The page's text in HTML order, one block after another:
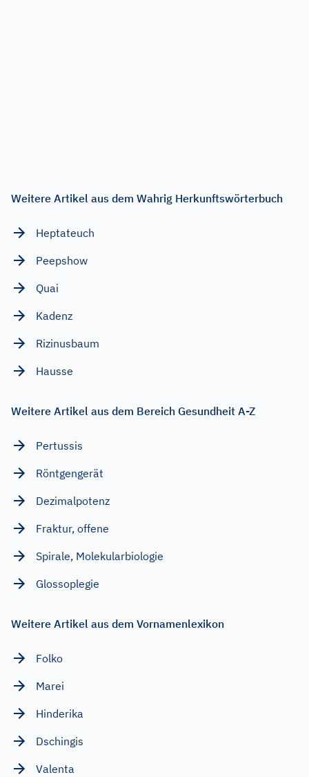
Weitere Artikel aus dem Wahrig Herkunftswörterbuch
Heptateuch
Peepshow
Quai
Kadenz
Rizinusbaum
Hausse
Weitere Artikel aus dem Bereich Gesundheit A-Z
Pertussis
Röntgengerät
Dezimalpotenz
Fraktur, offene
Spirale, Molekularbiologie
Glossoplegie
Weitere Artikel aus dem Vornamenlexikon
Folko
Marei
Hinderika
Dschingis
Valenta